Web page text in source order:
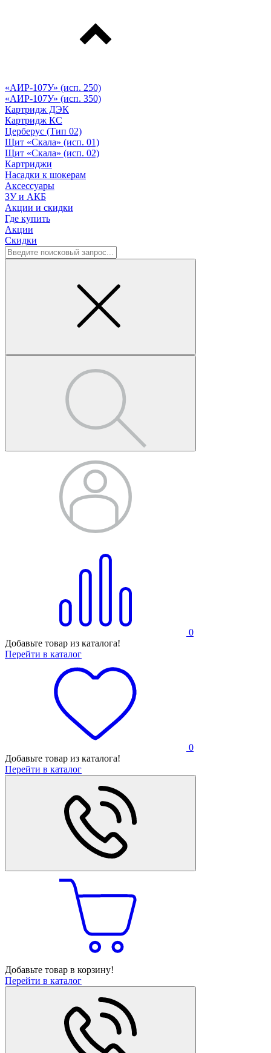
«АИР-107У» (исп. 250)
«АИР-107У» (исп. 350)
Картридж ДЭК
Картридж КС
Церберус (Тип 02)
Щит «Скала» (исп. 01)
Щит «Скала» (исп. 02)
Картриджи
Насадки к шокерам
Аксессуары
ЗУ и АКБ
Акции и скидки
Где купить
Акции
Скидки
0
Добавьте товар из каталога!
Перейти в каталог
0
Добавьте товар из каталога!
Перейти в каталог
Добавьте товар в корзину!
Перейти в каталог